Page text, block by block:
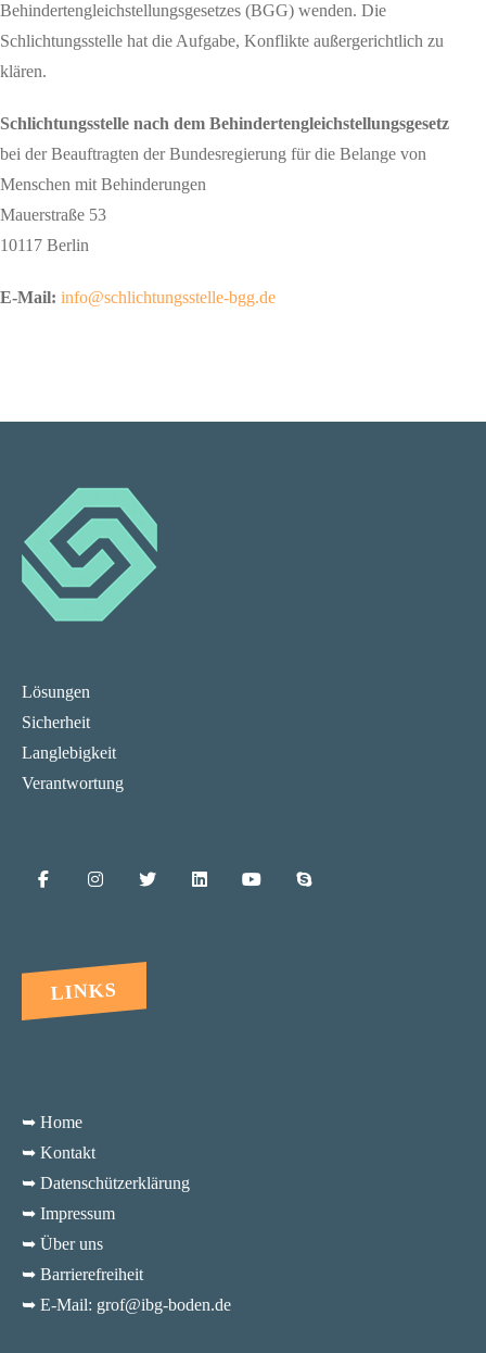
Behindertengleichstellungsgesetzes (BGG) wenden. Die
Schlichtungsstelle hat die Aufgabe, Konflikte außergerichtlich zu
klären.
Schlichtungsstelle nach dem Behindertengleichstellungsgesetz
bei der Beauftragten der Bundesregierung für die Belange von
Menschen mit Behinderungen
Mauerstraße 53
10117 Berlin
E-Mail: info@schlichtungsstelle-bgg.de
Lösungen
Sicherheit
Langlebigkeit
Verantwortung
LINKS
➥ Home
➥ Kontakt
➥ Datenschützerklärung
➥ Impressum
➥ Über uns
➥ Barrierefreiheit
➥ E-Mail: grof@ibg-boden.de